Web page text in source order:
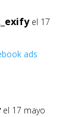
el 17
ads
el 17 mayo